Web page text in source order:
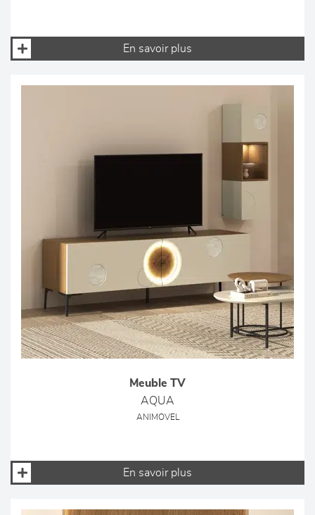
En savoir plus
Meuble TV
AQUA
ANIMOVEL
En savoir plus